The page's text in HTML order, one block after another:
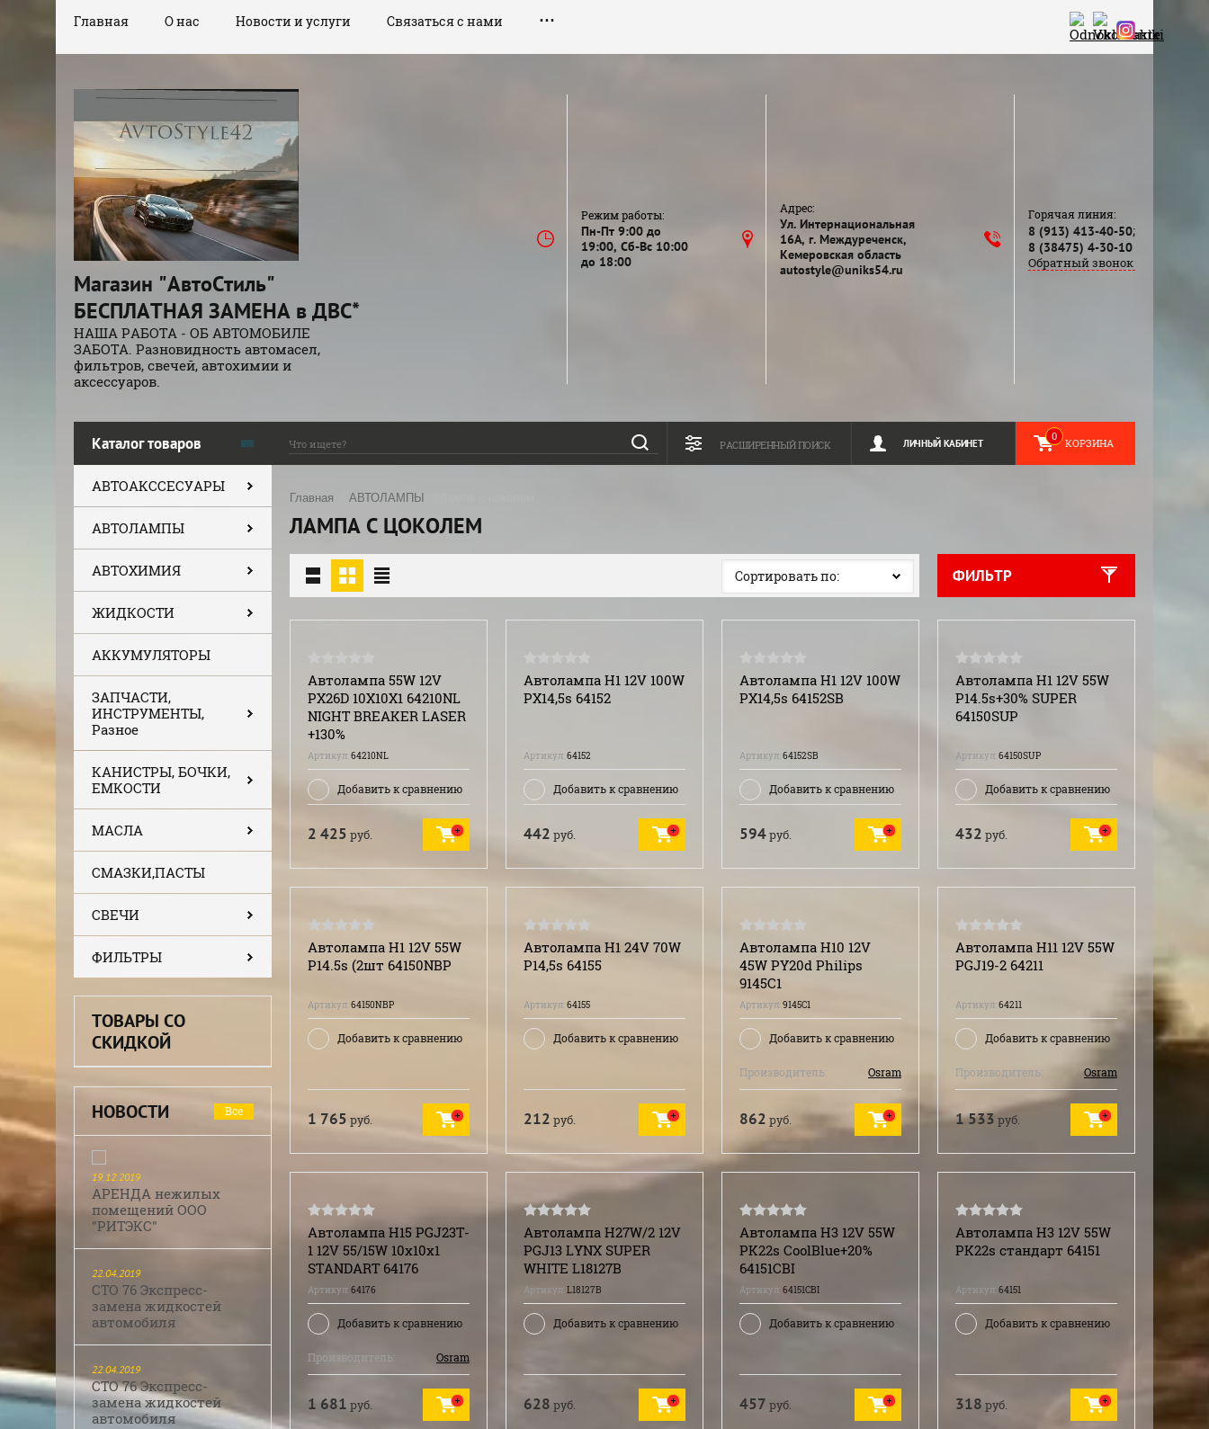
Главная О нас Новости и услуги Связаться с нами
Магазин "АвтоСтиль"
БЕСПЛАТНАЯ ЗАМЕНА в ДВС*
НАША РАБОТА - ОБ АВТОМОБИЛЕ
ЗАБОТА. Разновидность автомасел,
фильтров, свечей, автохимии и
аксессуаров.
Режим работы:
Пн-Пт 9:00 до
19:00, Сб-Вс 10:00
до 18:00
Адрес:
Ул. Интернациональная
16А, г. Междуреченск,
Кемеровская область
autostyle@uniks54.ru
Горячая линия:
8 (913) 413-40-50;
8 (38475) 4-30-10
Обратный звонок
Каталог товаров КОРЗИНА
0
ЛИЧНЫЙ КАБИНЕТ
РАСШИРЕННЫЙ ПОИСК
АВТОАКССЕСУАРЫ
АВТОЛАМПЫ
АВТОХИМИЯ
ЖИДКОСТИ
АККУМУЛЯТОРЫ
ЗАПЧАСТИ,
ИНСТРУМЕНТЫ,
Разное
КАНИСТРЫ, БОЧКИ,
ЕМКОСТИ
МАСЛА
СМАЗКИ,ПАСТЫ
СВЕЧИ
ФИЛЬТРЫ
ТОВАРЫ СО
СКИДКОЙ
НОВОСТИ Все
19.12.2019
АРЕНДА нежилых
помещений ООО
"РИТЭКС"
22.04.2019
СТО 76 Экспресс-
замена жидкостей
автомобиля
22.04.2019
СТО 76 Экспресс-
замена жидкостей
автомобиля
Главная АВТОЛАМПЫ
ЛАМПА С ЦОКОЛЕМ
Сортировать по: ФИЛЬТР
Автолампа 55W 12V
PX26D 10X10X1 64210NL
NIGHT BREAKER LASER
+130%
Артикул:64210NL
Добавить к сравнению
2 425 руб.
Автолампа H1 12V 100W
PX14,5s 64152
Артикул: 64152
Добавить к сравнению
442 руб.
Автолампа H1 12V 100W
PX14,5s 64152SB
Артикул: 64152SB
Добавить к сравнению
594руб.
Автолампа H1 12V 55W
P14.5s+30% SUPER
64150SUP
Артикул: 64150SUP
Добавить к сравнению
432 руб.
Автолампа H1 12V 55W
P14.5s (2шт 64150NBP
Артикул:64150NBP
Добавить к сравнению
1 765 руб.
Автолампа H1 24V 70W
P14,5s 64155
Артикул:64155
Добавить к сравнению
212 руб.
Автолампа H10 12V
45W PY20d Philips
9145C1
Артикул:9145C1
Добавить к сравнению
Производитель: Osram
862 руб.
Автолампа H11 12V 55W
PGJ19-2 64211
Артикул:64211
Добавить к сравнению
Производитель: Osram
1 533 руб.
Автолампа H15 PGJ23T-
1 12V 55/15W 10x10x1
STANDART 64176
Артикул: 64176
Добавить к сравнению
Производитель: Osram
1 681 руб.
Автолампа H27W/2 12V
PGJ13 LYNX SUPER
WHITE L18127B
Артикул: L18127B
Добавить к сравнению
628 руб.
Автолампа H3 12V 55W
PK22s CoolBlue+20%
64151CBI
Артикул: 64151CBI
Добавить к сравнению
457 руб.
Автолампа H3 12V 55W
PK22s стандарт 64151
Артикул: 64151
Добавить к сравнению
318 руб.